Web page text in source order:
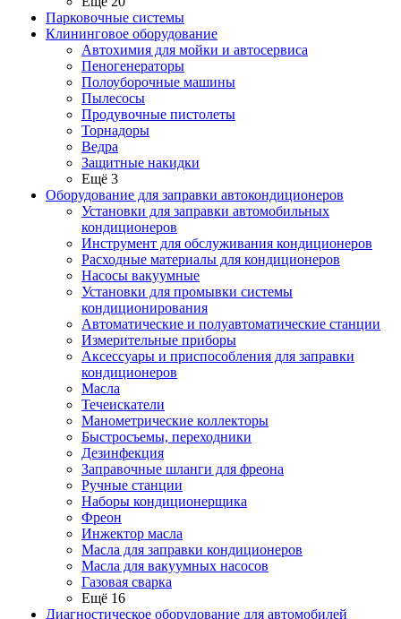
Парковочные системы
Клининговое оборудование
Автохимия для мойки и автосервиса
Пеногенераторы
Полоуборочные машины
Пылесосы
Продувочные пистолеты
Торнадоры
Ведра
Защитные накидки
Ещё 3
Оборудование для заправки автокондиционеров
Установки для заправки автомобильных
кондиционеров
Инструмент для обслуживания кондиционеров
Расходные материалы для кондиционеров
Насосы вакуумные
Установки для промывки системы
кондиционирования
Автоматические и полуавтоматические станции
Измерительные приборы
Аксессуары и приспособления для заправки
кондиционеров
Масла
Течеискатели
Манометрические коллекторы
Быстросъемы, переходники
Дезинфекция
Заправочные шланги для фреона
Ручные станции
Наборы кондиционерщика
Фреон
Инжектор масла
Масла для заправки кондиционеров
Масла для вакуумных насосов
Газовая сварка
Ещё 16
Диагностическое оборудование для автомобилей